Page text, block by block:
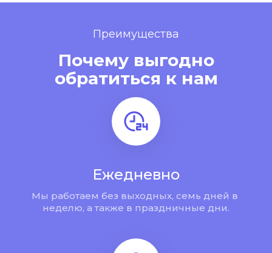
Преимущества
Почему выгодно
обратиться к нам
Ежедневно
Мы работаем без выходных, семь дней в
неделю, а также в праздничные дни.